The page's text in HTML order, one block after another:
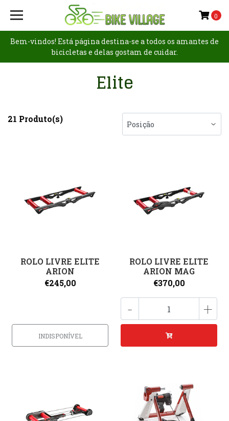
Bem-vindos! Está página destina-se a todos os amantes de
bicicletas e delas gostam de cuidar.
0
Elite
21 Produto(s)
ROLO LIVRE ELITE
ARION
€245,00
INDISPONÍVEL
ROLO LIVRE ELITE
ARION MAG
€370,00
- +